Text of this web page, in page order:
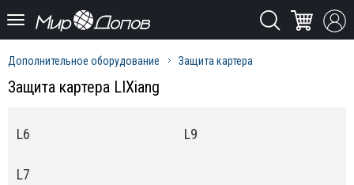
Дополнительное оборудование Защита картера
Защита картера LIXiang
L6
L7
L9